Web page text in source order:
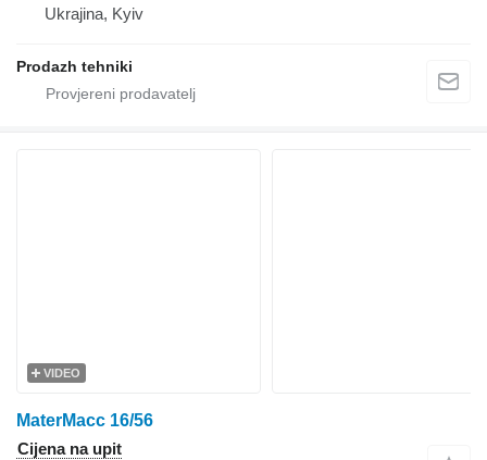
Ukrajina, Kyiv
Prodazh tehniki
VIDEO
MaterMacc 16/56
Cijena na upit